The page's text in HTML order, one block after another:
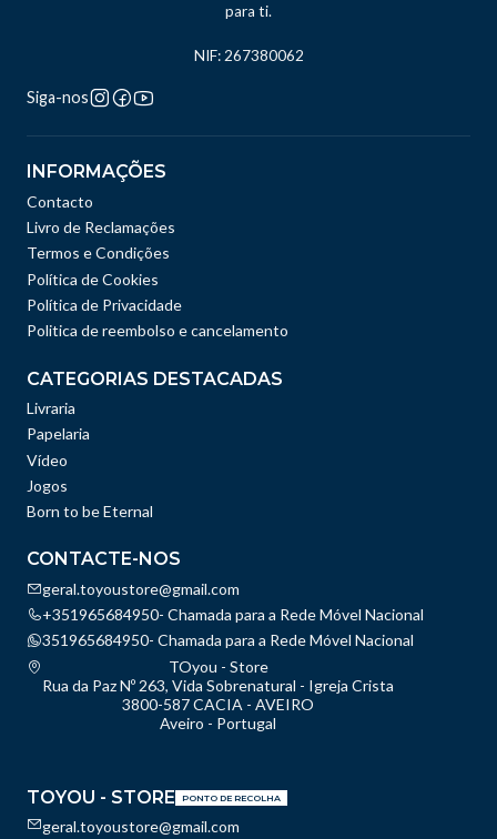
para ti.
NIF: 267380062
Siga-nos
INFORMAÇÕES
Contacto
Livro de Reclamações
Termos e Condições
Política de Cookies
Política de Privacidade
Politica de reembolso e cancelamento
CATEGORIAS DESTACADAS
Livraria
Papelaria
Vídeo
Jogos
Born to be Eternal
CONTACTE-NOS
geral.toyoustore@gmail.com
+351965684950- Chamada para a Rede Móvel Nacional
351965684950- Chamada para a Rede Móvel Nacional
TOyou - Store
Rua da Paz Nº 263, Vida Sobrenatural - Igreja Crista
3800-587 CACIA - AVEIRO
Aveiro - Portugal
TOYOU - STORE PONTO DE RECOLHA
geral.toyoustore@gmail.com